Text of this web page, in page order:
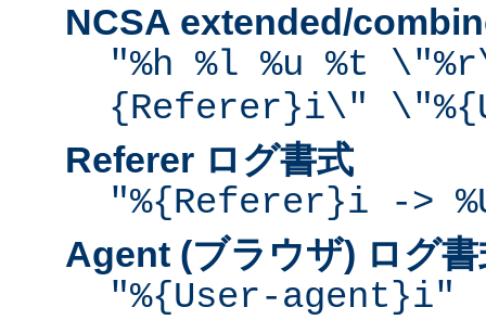
NCSA extended/
"%h %l %u %t
{Referer}i\"
Referer ログ書式
"%{Referer}i ->
Agent (ブラウザ) ログ書
"%{User-agent}i"